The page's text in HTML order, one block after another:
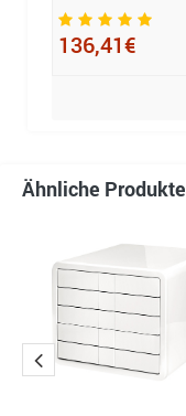
136,41€
Ähnliche Produkte